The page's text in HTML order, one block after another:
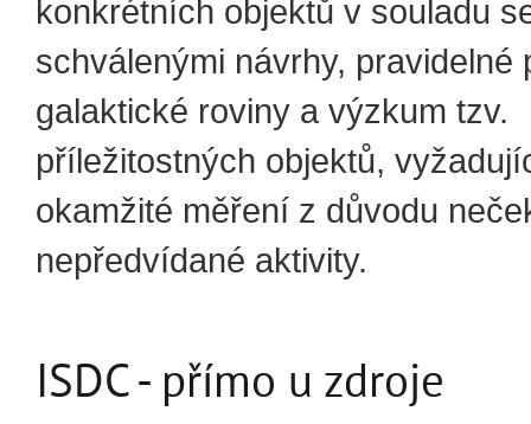
konkrétních objektů v souladu
schválenými návrhy, pravidelné
galaktické roviny a výzkum tzv.
příležitostných objektů,
okamžité měření z důvodu
nepředvídané aktivity.
ISDC - přímo u zdroje